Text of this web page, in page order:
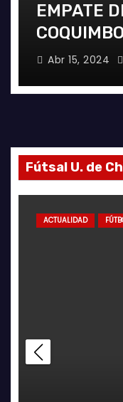
EMPATE
COQUIMBO
Abr 15, 2024
Fútsal U. de
ACTUALIDAD